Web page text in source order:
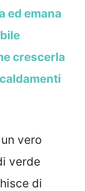
ed emana
crescerla
vero
verde
di